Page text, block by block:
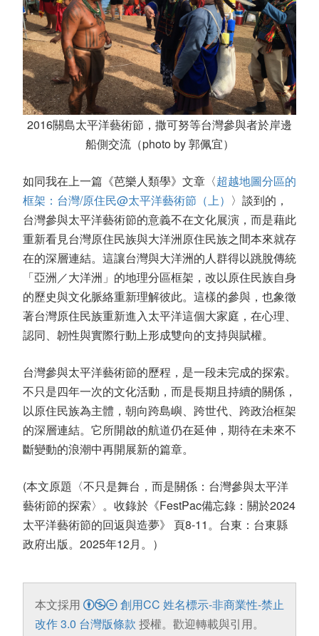
2016關島太平洋藝術節，撒可努等台灣參與者於岸邊
船側交流（photo by 郭佩宜）
如同我在上一篇《芭樂人類學》文章〈超越地圖分區的
框架：台灣/原住民@太平洋藝術節（上） 〉談到的，
台灣參與太平洋藝術節的意義不在文化展演，而是藉此
重新看見台灣原住民族與大洋洲原住民族之間本來就存
在的深層連結。這讓台灣與大洋洲的人群得以跳脫傳統
「亞洲／大洋洲」的地理分區框架，改以原住民族自身
的歷史與文化脈絡重新理解彼此。這樣的參與，也象徵
著台灣原住民族重新進入太平洋這個大家庭，在心理、
認同、韌性與實際行動上形成雙向的支持與賦權。
台灣參與太平洋藝術節的歷程，是一段未完成的探索。
不只是四年一次的文化活動，而是長期且持續的關係，
以原住民族為主體，朝向跨島嶼、跨世代、跨政治框架
的深層連結。它所開啟的航道仍在延伸，期待在未來不
斷變動的浪潮中再開展新的篇章。
(本文原題〈不只是舞台，而是關係：台灣參與太平洋
藝術節的探索〉。收錄於《FestPac備忘錄：關於2024
太平洋藝術節的回返與造夢》 頁8-11。台東：台東縣
政府出版。2025年12月。）
本文採用
創用CC 姓名標示-非商業性-禁止
改作 3.0 台灣版條款 授權。歡迎轉載與引用。